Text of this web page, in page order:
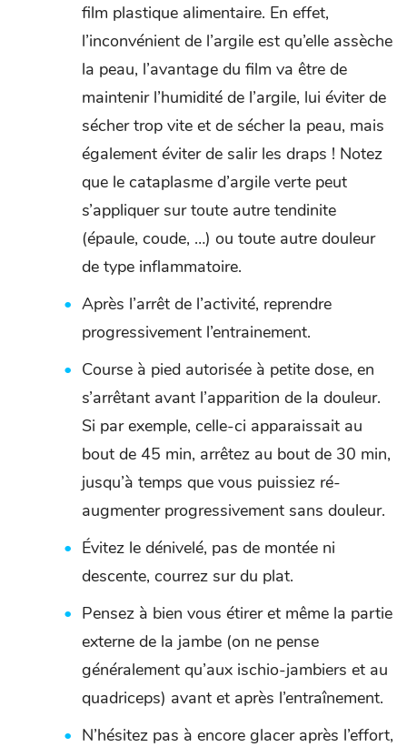
film plastique alimentaire. En effet,
l’inconvénient de l’argile est qu’elle assèche
la peau, l’avantage du film va être de
maintenir l’humidité de l’argile, lui éviter de
sécher trop vite et de sécher la peau, mais
également éviter de salir les draps ! Notez
que le cataplasme d’argile verte peut
s’appliquer sur toute autre tendinite
(épaule, coude, …) ou toute autre douleur
de type inflammatoire.
Après l’arrêt de l’activité, reprendre
progressivement l’entrainement.
Course à pied autorisée à petite dose, en
s’arrêtant avant l’apparition de la douleur.
Si par exemple, celle-ci apparaissait au
bout de 45 min, arrêtez au bout de 30 min,
jusqu’à temps que vous puissiez ré-
augmenter progressivement sans douleur.
Évitez le dénivelé, pas de montée ni
descente, courrez sur du plat.
Pensez à bien vous étirer et même la partie
externe de la jambe (on ne pense
généralement qu’aux ischio-jambiers et au
quadriceps) avant et après l’entraînement.
N’hésitez pas à encore glacer après l’effort,